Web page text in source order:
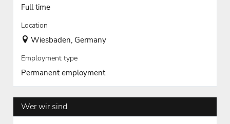
Full time
Location
Wiesbaden, Germany
Employment type
Permanent employment
Wer wir sind